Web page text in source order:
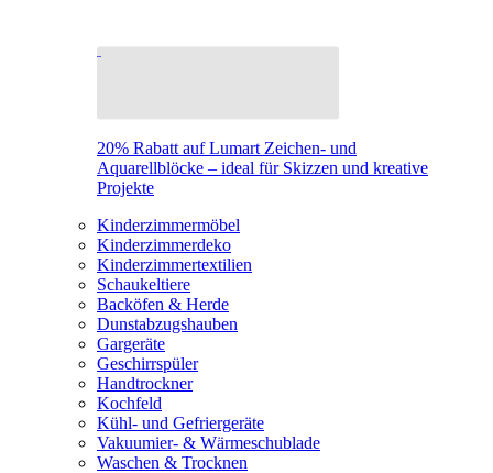
20% Rabatt auf Lumart Zeichen- und
Aquarellblöcke – ideal für Skizzen und kreative
Projekte
Kinderzimmermöbel
Kinderzimmerdeko
Kinderzimmertextilien
Schaukeltiere
Backöfen & Herde
Dunstabzugshauben
Gargeräte
Geschirrspüler
Handtrockner
Kochfeld
Kühl- und Gefriergeräte
Vakuumier- & Wärmeschublade
Waschen & Trocknen